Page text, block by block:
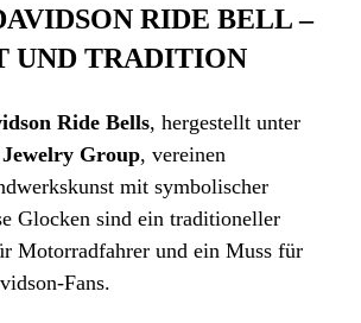
RIDE BELL –
UND TRADITION
Ride Bells, hergestellt unter
Group, vereinen
mit symbolischer
Glocken sind ein traditioneller
Motorradfahrer und ein Muss für
Fans.